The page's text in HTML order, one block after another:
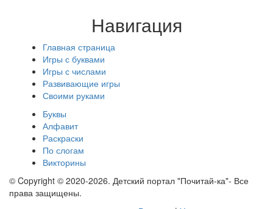
Навигация
Главная страница
Игры с буквами
Игры с числами
Развивающие игры
Своими руками
Буквы
Алфавит
Раскраски
По слогам
Викторины
© Copyright © 2020-2026. Детский портал "Почитай-ка"- Все
права защищены.